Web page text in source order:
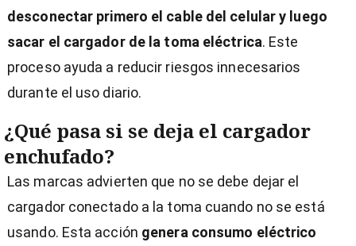
desconectar primero el cable del celular y luego
sacar el cargador de la toma eléctrica. Este
proceso ayuda a reducir riesgos innecesarios
durante el uso diario.
¿Qué pasa si se deja el cargador
enchufado?
Las marcas advierten que no se debe dejar el
cargador conectado a la toma cuando no se está
usando. Esta acción genera consumo eléctrico